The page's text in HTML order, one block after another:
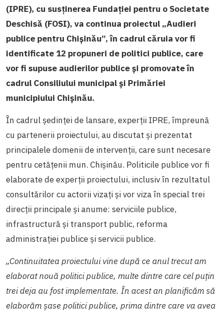
(IPRE), cu susținerea Fundației pentru o Societate
Deschisă (FOSI), va continua proiectul „Audieri
publice pentru Chișinău”, în cadrul căruia vor fi
identificate 12 propuneri de politici publice, care
vor fi supuse audierilor publice și promovate în
cadrul Consiliului municipal și Primăriei
municipiului Chișinău.
În cadrul ședinței de lansare, experții IPRE, împreună
cu partenerii proiectului, au discutat și prezentat
principalele domenii de intervenții, care sunt necesare
pentru cetățenii mun. Chișinău. Politicile publice vor fi
elaborate de experții proiectului, inclusiv în rezultatul
consultărilor cu actorii vizați și vor viza în special trei
direcții principale și anume: serviciile publice,
infrastructură și transport public, reforma
administrației publice și servicii publice.
„Continuitatea proiectului vine după ce anul trecut am
elaborat nouă politici publice, multe dintre care cel puțin
trei deja au fost implementate. În acest an planificăm să
elaborăm șase politici publice, prima dintre care va avea